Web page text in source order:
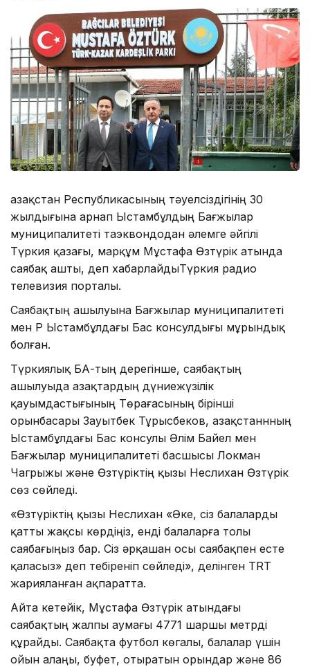
Қазақстан Республикасының тәуелсіздігінің 30
жылдығына арнап Ыстамбұлдың Бағжылар
муниципалитеті таэквондодан әлемге әйгілі
Түркия қазағы, марқұм Мұстафа Өзтүрік атында
саябақ ашты, деп хабарлайдыТүркия радио
телевизия порталы.
Саябақтың ашылуына Бағжылар муниципалитеті
мен ҚР Ыстамбұлдағы Бас консулдығы мұрындық
болған.
Түркиялық БАҚ-тың дерегінше, саябақтың
ашылуыда Қазақтардың дүниежүзілік
қауымдастығының Төрағасының бірінші
орынбасары Зауытбек Тұрысбеков, Қазақстаннның
Ыстамбұлдағы Бас консулы Әлім Байел мен
Бағжылар муниципалитеті басшысы Локман
Чагрыжы және Өзтүріктің қызы Неслихан Өзтүрік
сөз сөйледі.
«Өзтүріктің қызы Неслихан «Әке, сіз балаларды
қатты жақсы көрдіңіз, енді балаларға толы
саябағыңыз бар. Сіз әрқашан осы саябақпен есте
қаласыз» деп тебіреніп сөйледі», делінген TRT
жарияланған ақпаратта.
Айта кетейік, Мұстафа Өзтүрік атындағы
саябақтың жалпы аумағы 4771 шаршы метрді
құрайды. Саябақта футбол көгалы, балалар үшін
ойын алаңы, буфет, отыратын орындар және 86